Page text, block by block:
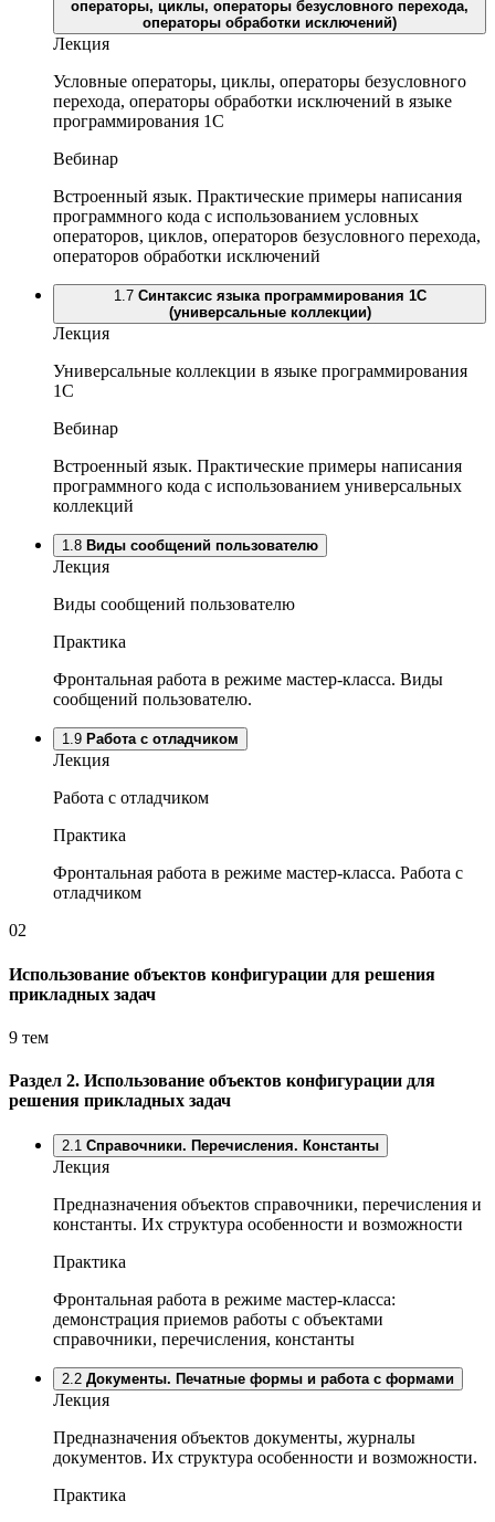
операторы, циклы, операторы безусловного перехода,
операторы обработки исключений)
Лекция
Условные операторы, циклы, операторы безусловного
перехода, операторы обработки исключений в языке
программирования 1С
Вебинар
Встроенный язык. Практические примеры написания
программного кода с использованием условных
операторов, циклов, операторов безусловного перехода,
операторов обработки исключений
1.7 Синтаксис языка программирования 1С
(универсальные коллекции)
Лекция
Универсальные коллекции в языке программирования
1С
Вебинар
Встроенный язык. Практические примеры написания
программного кода с использованием универсальных
коллекций
1.8 Виды сообщений пользователю
Лекция
Виды сообщений пользователю
Практика
Фронтальная работа в режиме мастер-класса. Виды
сообщений пользователю.
1.9 Работа с отладчиком
Лекция
Работа с отладчиком
Практика
Фронтальная работа в режиме мастер-класса. Работа с
отладчиком
02
Использование объектов конфигурации для решения
прикладных задач
9 тем
Раздел 2. Использование объектов конфигурации для
решения прикладных задач
2.1 Справочники. Перечисления. Константы
Лекция
Предназначения объектов справочники, перечисления и
константы. Их структура особенности и возможности
Практика
Фронтальная работа в режиме мастер-класса:
демонстрация приемов работы с объектами
справочники, перечисления, константы
2.2 Документы. Печатные формы и работа с формами
Лекция
Предназначения объектов документы, журналы
документов. Их структура особенности и возможности.
Практика